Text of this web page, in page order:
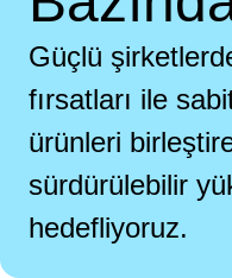
Güçlü
fırsatları ile
ürünleri
sürdürülebilir
hedefliyoruz.